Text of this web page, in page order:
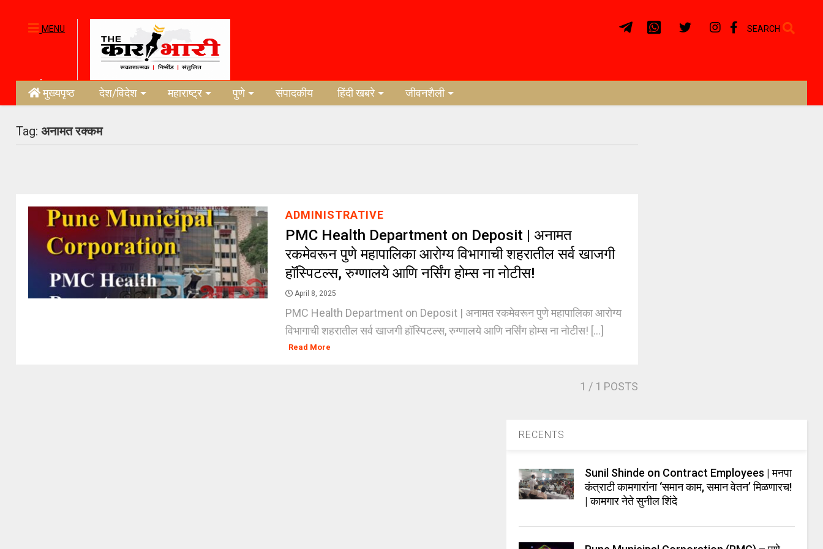
MENU SEARCH
मुख्यपृष्ठ देश/विदेश महाराष्ट्र पुणे संपादकीय हिंदी खबरे जीवनशैली
Tag:अनामत रक्कम
ADMINISTRATIVE
PMC Health Department on Deposit | अनामत
रकमेवरून पुणे महापालिका आरोग्य विभागाची शहरातील सर्व खाजगी
हॉस्पिटल्स, रुग्णालये आणि नर्सिंग होम्स ना नोटीस!
April 8, 2025
PMC Health Department on Deposit | अनामत रकमेवरून पुणे महापालिका आरोग्य
विभागाची शहरातील सर्व खाजगी हॉस्पिटल्स, रुग्णालये आणि नर्सिंग होम्स ना नोटीस! [...]
Read More
1 / 1 POSTS
RECENTS
Sunil Shinde on Contract Employees | मनपा
कंत्राटी कामगारांना ‘समान काम, समान वेतन’ मिळणारच!
| कामगार नेते सुनील शिंदे